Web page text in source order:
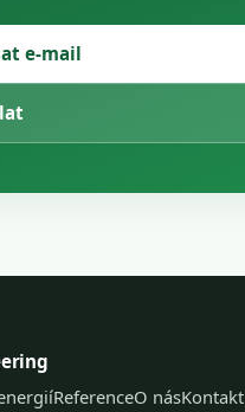
e-mail
ReferenceO násKontakt